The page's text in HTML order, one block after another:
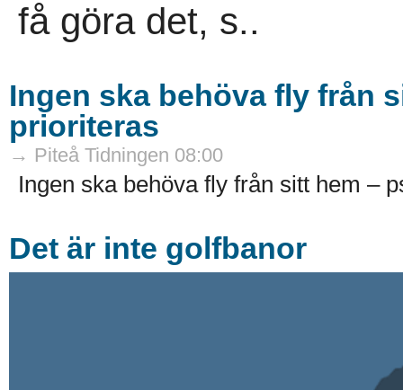
få göra det, s..
Ingen ska behöva fly från
prioriteras
→ Piteå Tidningen 08:00
Ingen ska behöva fly från sitt hem –
Det är inte golfbanor